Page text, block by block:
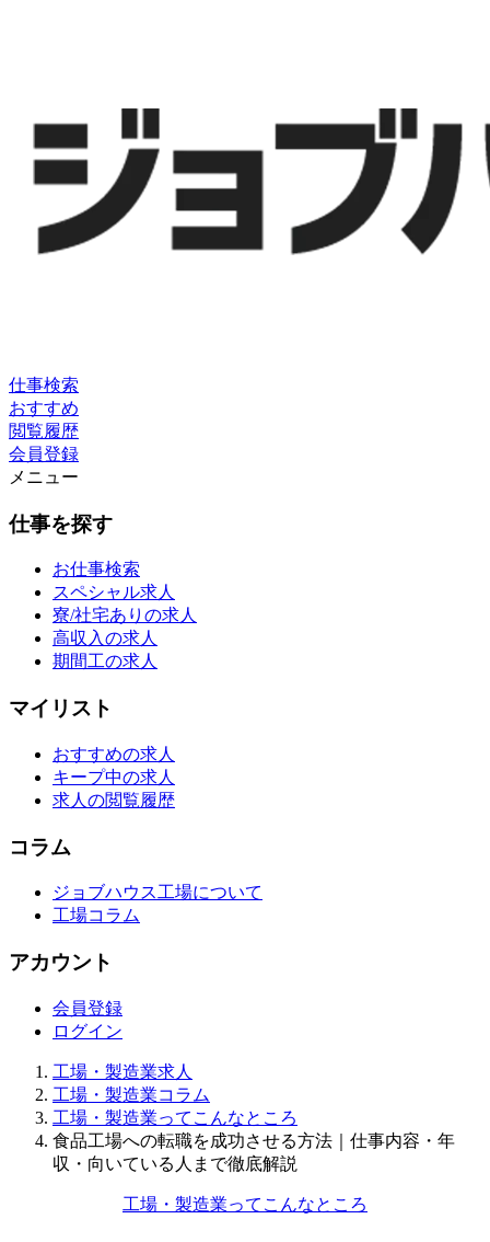
仕事検索
おすすめ
閲覧履歴
会員登録
メニュー
仕事を探す
お仕事検索
スペシャル求人
寮/社宅ありの求人
高収入の求人
期間工の求人
マイリスト
おすすめの求人
キープ中の求人
求人の閲覧履歴
コラム
ジョブハウス工場について
工場コラム
アカウント
会員登録
ログイン
工場・製造業求人
工場・製造業コラム
工場・製造業ってこんなところ
食品工場への転職を成功させる方法｜仕事内容・年
収・向いている人まで徹底解説
工場・製造業ってこんなところ